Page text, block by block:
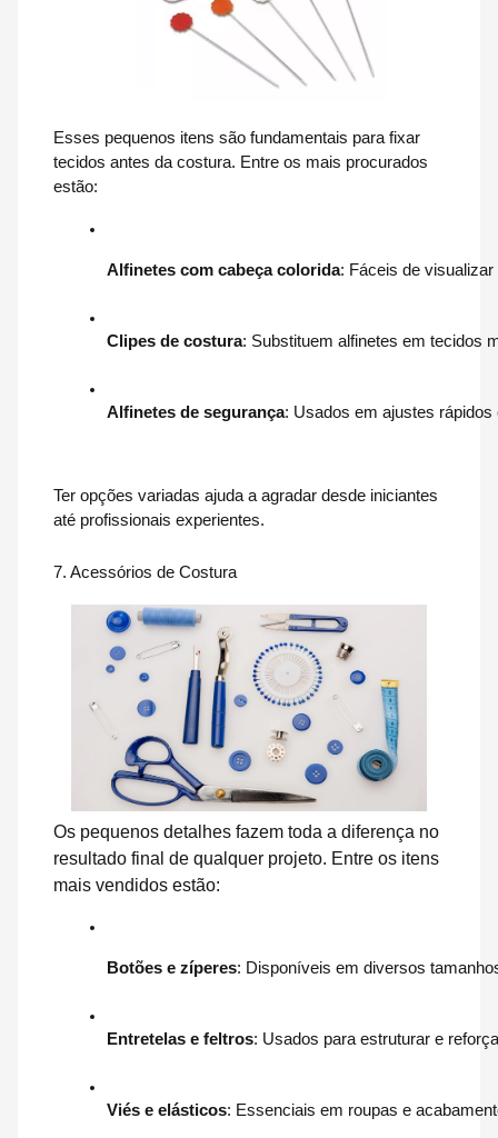
Esses pequenos itens são fundamentais para fixar
tecidos antes da costura. Entre os mais procurados
estão:
Alfinetes com cabeça colorida: Fáceis de visualizar
Clipes de costura: Substituem alfinetes em tecidos
Alfinetes de segurança: Usados em ajustes rápidos
Ter opções variadas ajuda a agradar desde iniciantes
até profissionais experientes.
7. Acessórios de Costura
Os pequenos detalhes fazem toda a diferença no
resultado final de qualquer projeto. Entre os itens
mais vendidos estão:
Botões e zíperes: Disponíveis em diversos
Entretelas e feltros: Usados para estruturar e
Viés e elásticos: Essenciais em roupas e